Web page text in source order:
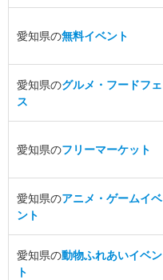
愛知県の無料イベント
愛知県のグルメ・フードフェ
ス
愛知県のフリーマーケット
愛知県のアニメ・ゲームイベ
ント
愛知県の動物ふれあいイベン
ト